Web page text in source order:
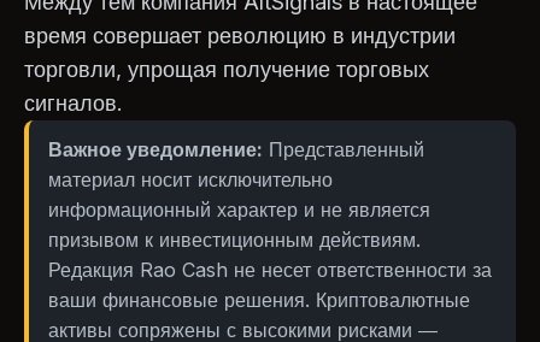
время совершает революцию в индустрии
торговли, упрощая получение торговых
сигналов.
Важное уведомление: Представленный
материал носит исключительно
информационный характер и не является
призывом к инвестиционным действиям.
Редакция Rao Cash не несет ответственности за
ваши финансовые решения. Криптовалютные
активы сопряжены с высокими рисками —